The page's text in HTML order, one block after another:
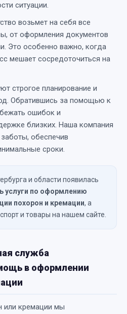
ситуации.
возьмет на себя все
от оформления документов
Это особенно важно, когда
мешает сосредоточиться на
строгое планирование и
Обратившись за помощью к
ошибок и
близких. Наша компания
обеспечив
сроки.
и области появилась
услуги по оформлению
похорон и кремации, а
и товары на нашем сайте.
служба
в оформлении
или кремации мы